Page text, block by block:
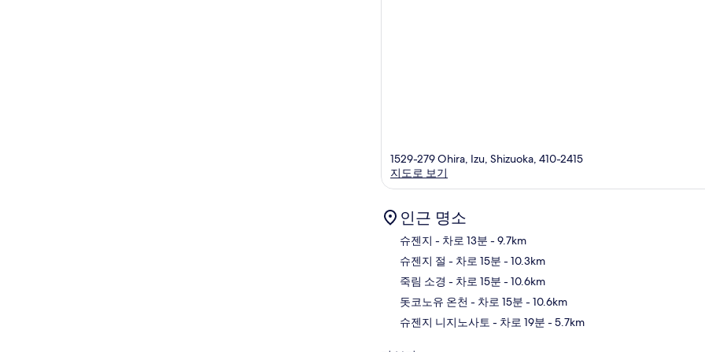
1529-279 Ohira, Izu, Shizuoka, 410-2415
지도로 보기
인근 명소
슈젠지 - 차로 13분 - 9.7km
슈젠지 절 - 차로 15분 - 10.3km
죽림 소경 - 차로 15분 - 10.6km
돗코노유 온천 - 차로 15분 - 10.6km
슈젠지 니지노사토 - 차로 19분 - 5.7km